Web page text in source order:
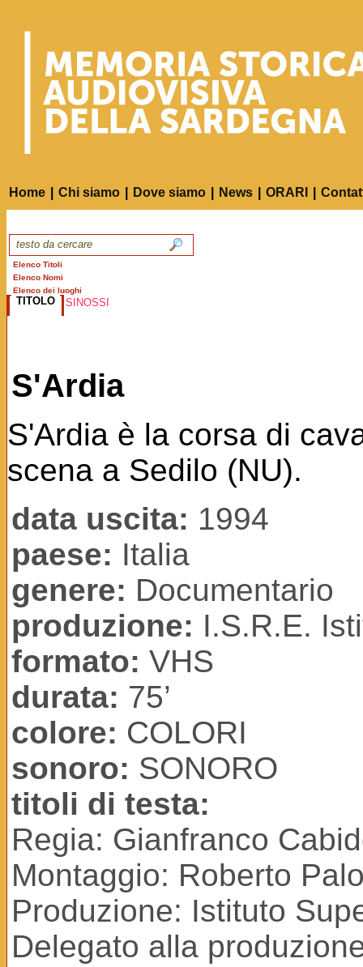
Home Chi siamo Dove siamo News ORARI
Elenco Titoli
Elenco Nomi
Elenco dei luoghi
TITOLO SINOSSI
S'Ardia
S'Ardia è la corsa di
scena a Sedilo (NU).
data uscita: 1994
paese: Italia
genere: Documentario
produzione: I.S.R.E.
formato: VHS
durata: 75’
colore: COLORI
sonoro: SONORO
titoli di testa:
Regia: Gianfranco
Montaggio: Roberto
Produzione: Istituto
Delegato alla